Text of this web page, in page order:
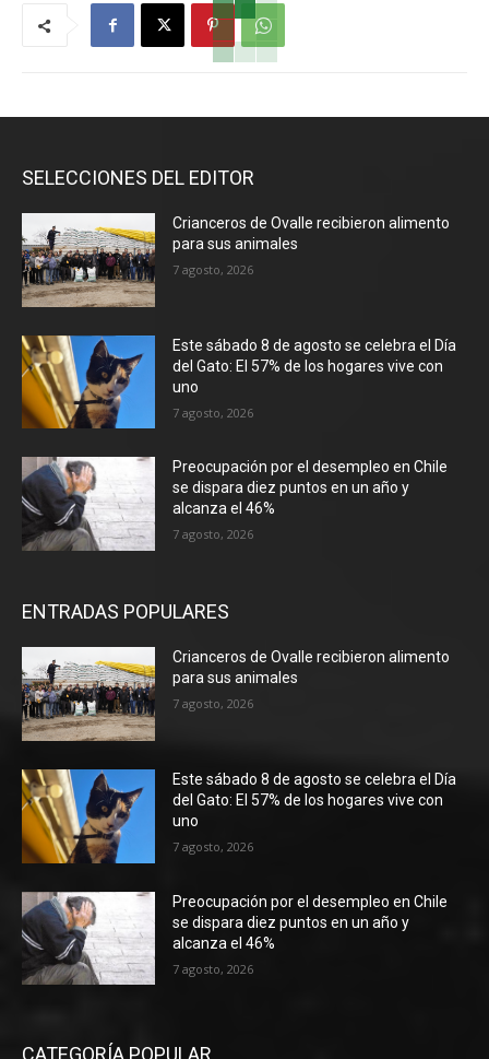
SELECCIONES DEL EDITOR
Crianceros de Ovalle recibieron alimento
para sus animales
7 agosto, 2026
Este sábado 8 de agosto se celebra el Día
del Gato: El 57% de los hogares vive con
uno
7 agosto, 2026
Preocupación por el desempleo en Chile
se dispara diez puntos en un año y
alcanza el 46%
7 agosto, 2026
ENTRADAS POPULARES
Crianceros de Ovalle recibieron alimento
para sus animales
7 agosto, 2026
Este sábado 8 de agosto se celebra el Día
del Gato: El 57% de los hogares vive con
uno
7 agosto, 2026
Preocupación por el desempleo en Chile
se dispara diez puntos en un año y
alcanza el 46%
7 agosto, 2026
CATEGORÍA POPULAR